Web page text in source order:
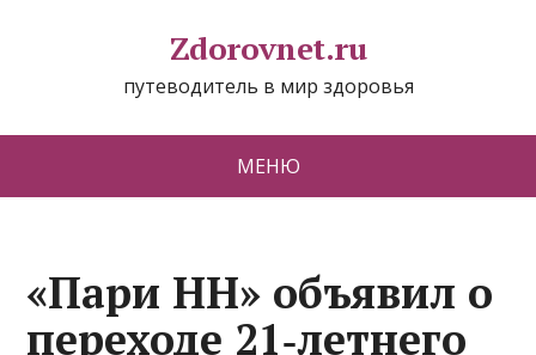
Zdorovnet.ru
путеводитель в мир здоровья
МЕНЮ
«Пари НН» объявил о
переходе 21‑летнего